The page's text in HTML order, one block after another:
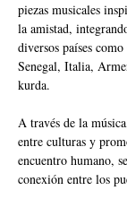
piezas musicales
la amistad,
diversos países
Senegal, Italia,
kurda.
A través de la
entre culturas y
encuentro humano,
conexión entre los